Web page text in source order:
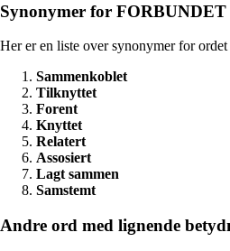
Synonymer for FORBUNDET
Her er en liste over synonymer for
Sammenkoblet
Tilknyttet
Forent
Knyttet
Relatert
Assosiert
Lagt sammen
Samstemt
Andre ord med lignende